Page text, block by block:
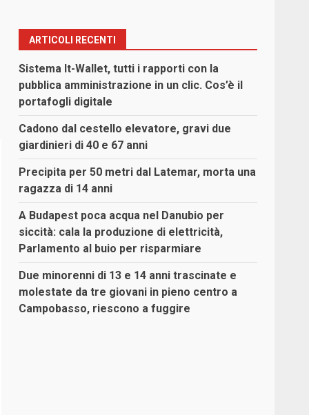
ARTICOLI RECENTI
Sistema It-Wallet, tutti i rapporti con la
pubblica amministrazione in un clic. Cos’è il
portafogli digitale
Cadono dal cestello elevatore, gravi due
giardinieri di 40 e 67 anni
Precipita per 50 metri dal Latemar, morta una
ragazza di 14 anni
A Budapest poca acqua nel Danubio per
siccità: cala la produzione di elettricità,
Parlamento al buio per risparmiare
Due minorenni di 13 e 14 anni trascinate e
molestate da tre giovani in pieno centro a
Campobasso, riescono a fuggire